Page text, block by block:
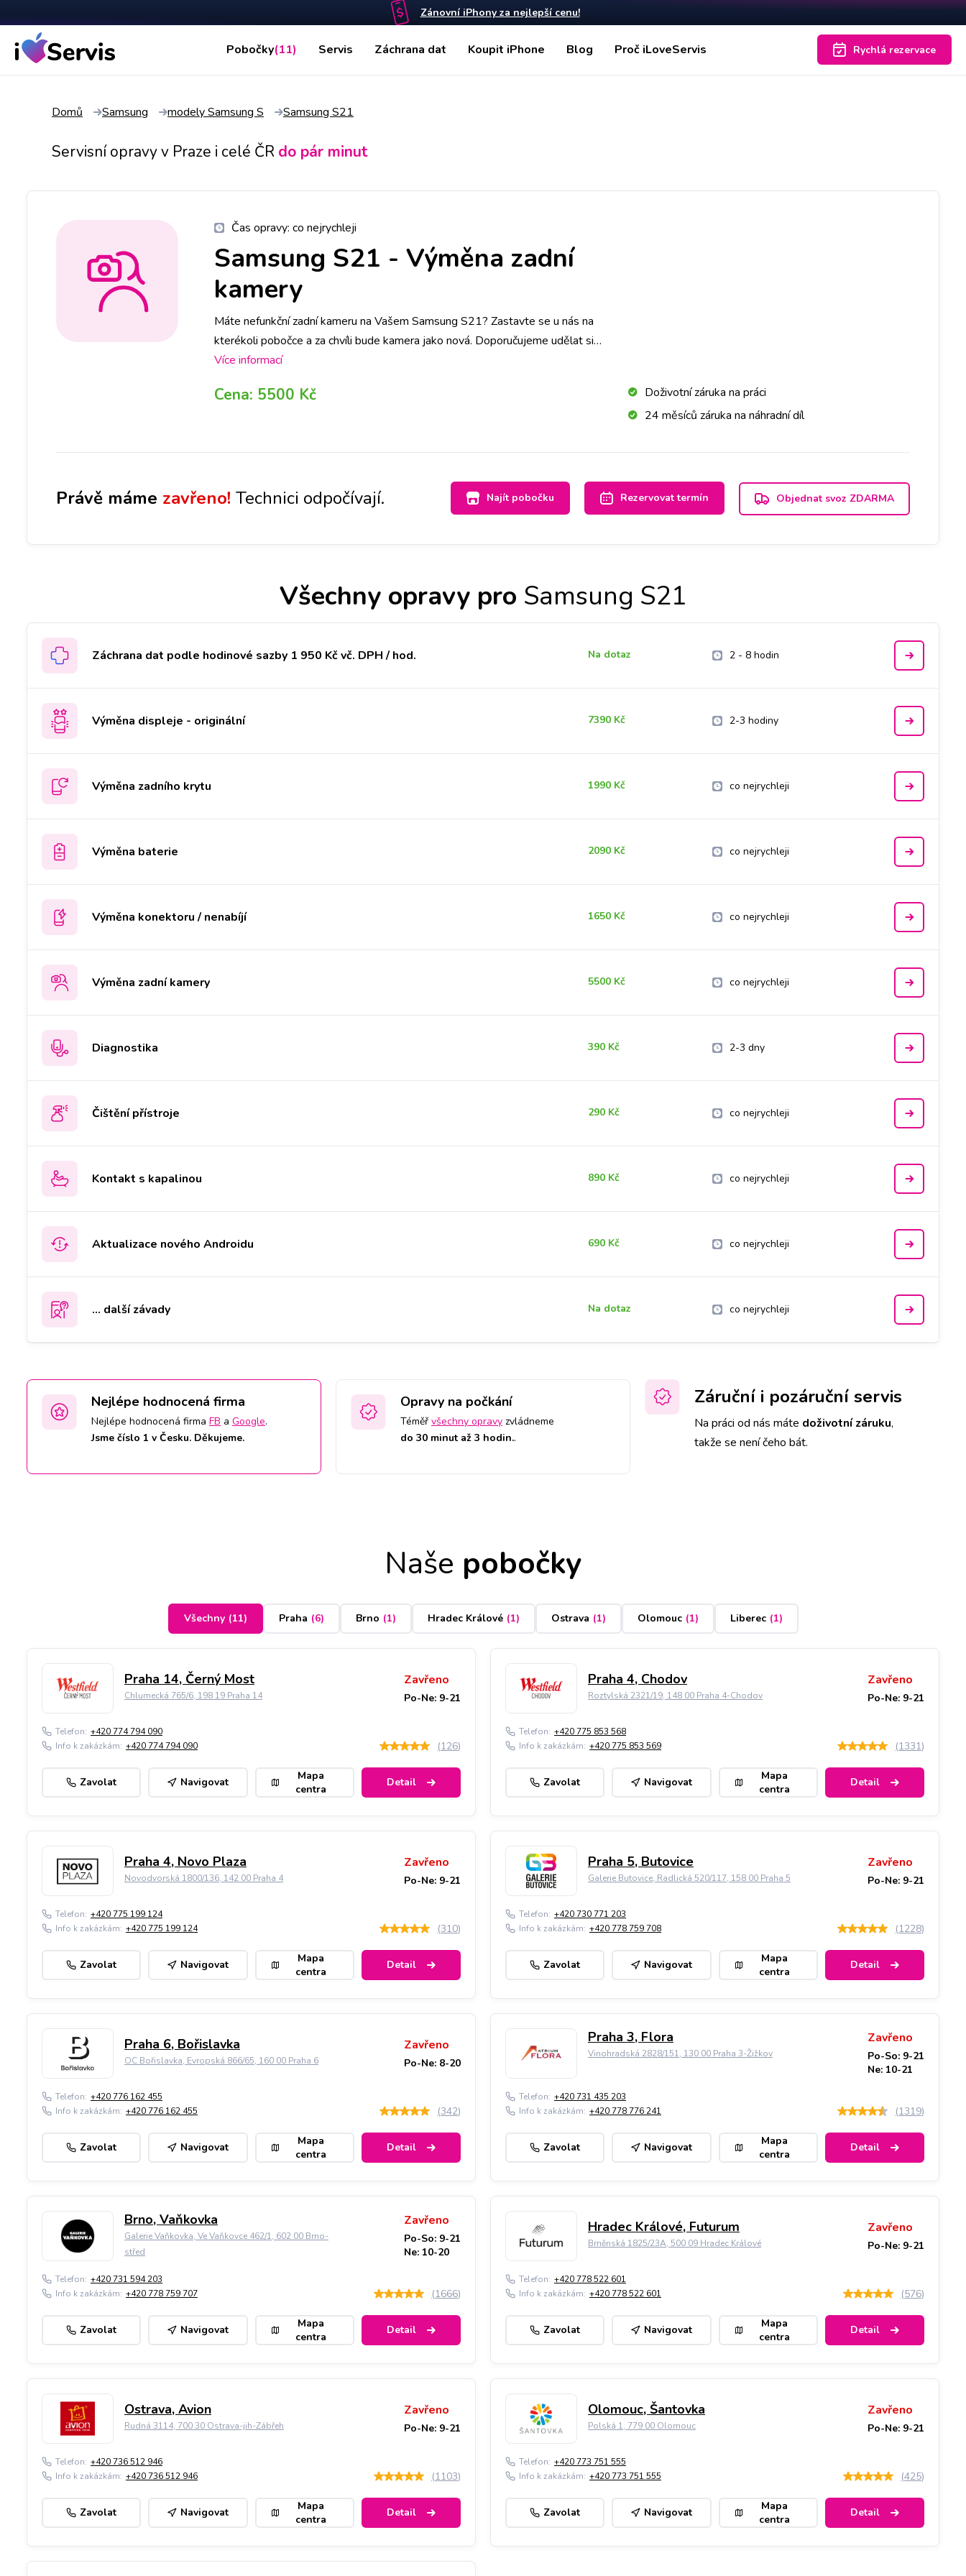
Zánovní iPhony za nejlepší cenu!
Pobočky(11) Servis Záchrana dat Koupit iPhone Blog Proč iLoveServis Rychlá rezervace
Domů Samsung modely Samsung S Samsung S21
Servisní opravy v Praze i celé ČR do pár minut
Čas opravy: co nejrychleji
Samsung S21 - Výměna zadní
kamery
Máte nefunkční zadní kameru na Vašem Samsung S21? Zastavte se u nás na
kterékoli pobočce a za chvíli bude kamera jako nová. Doporučujeme udělat si
rezervaci na vybrané pobočce a vyměníme ji do hodiny.
Více informací
Cena: 5500 Kč
Doživotní záruka na práci
24 měsíců záruka na náhradní díl
Právě máme zavřeno! Technici odpočívají. Najít pobočku Rezervovat termín Objednat svoz ZDARMA
Všechny opravy pro Samsung S21
Záchrana dat podle hodinové sazby 1 950 Kč vč. DPH / hod. Na dotaz 2 - 8 hodin
Výměna displeje - originální 7390 Kč 2-3 hodiny
Výměna zadního krytu 1990 Kč co nejrychleji
Výměna baterie 2090 Kč co nejrychleji
Výměna konektoru / nenabíjí 1650 Kč co nejrychleji
Výměna zadní kamery 5500 Kč co nejrychleji
Diagnostika 390 Kč 2-3 dny
Čištění přístroje 290 Kč co nejrychleji
Kontakt s kapalinou 890 Kč co nejrychleji
Aktualizace nového Androidu 690 Kč co nejrychleji
... další závady Na dotaz co nejrychleji
Nejlépe hodnocená firma
Nejlépe hodnocená firma FB a Google.
Jsme číslo 1 v Česku. Děkujeme.
Opravy na počkání
Téměř všechny opravy zvládneme
do 30 minut až 3 hodin..
Záruční i pozáruční servis
Na práci od nás máte doživotní záruku,
takže se není čeho bát.
Naše pobočky
Všechny (11) Praha (6) Brno (1) Hradec Králové (1) Ostrava (1) Olomouc (1) Liberec (1)
Praha 14, Černý Most
Chlumecká 765/6, 198 19 Praha 14
Zavřeno
Po-Ne: 9-21
Telefon: +420 774 794 090
Info k zakázkám: +420 774 794 090 (126)
Zavolat Navigovat
Mapa
centra
Detail
Praha 4, Chodov
Roztylská 2321/19, 148 00 Praha 4-Chodov
Zavřeno
Po-Ne: 9-21
Telefon: +420 775 853 568
Info k zakázkám: +420 775 853 569 (1331)
Zavolat Navigovat
Mapa
centra
Detail
Praha 4, Novo Plaza
Novodvorská 1800/136, 142 00 Praha 4
Zavřeno
Po-Ne: 9-21
Telefon: +420 775 199 124
Info k zakázkám: +420 775 199 124 (310)
Zavolat Navigovat
Mapa
centra
Detail
Praha 5, Butovice
Galerie Butovice, Radlická 520/117, 158 00 Praha 5
Zavřeno
Po-Ne: 9-21
Telefon: +420 730 771 203
Info k zakázkám: +420 778 759 708 (1228)
Zavolat Navigovat
Mapa
centra
Detail
Praha 6, Bořislavka
OC Bořislavka, Evropská 866/65, 160 00 Praha 6
Zavřeno
Po-Ne: 8-20
Telefon: +420 776 162 455
Info k zakázkám: +420 776 162 455 (342)
Zavolat Navigovat
Mapa
centra
Detail
Praha 3, Flora
Vinohradská 2828/151, 130 00 Praha 3-Žižkov
Zavřeno
Po-So: 9-21
Ne: 10-21
Telefon: +420 731 435 203
Info k zakázkám: +420 778 776 241 (1319)
Zavolat Navigovat
Mapa
centra
Detail
Brno, Vaňkovka
Galerie Vaňkovka, Ve Vaňkovce 462/1, 602 00 Brno-
střed
Zavřeno
Po-So: 9-21
Ne: 10-20
Telefon: +420 731 594 203
Info k zakázkám: +420 778 759 707 (1666)
Zavolat Navigovat
Mapa
centra
Detail
Hradec Králové, Futurum
Brněnská 1825/23A, 500 09 Hradec Králové
Zavřeno
Po-Ne: 9-21
Telefon: +420 778 522 601
Info k zakázkám: +420 778 522 601 (576)
Zavolat Navigovat
Mapa
centra
Detail
Ostrava, Avion
Rudná 3114, 700 30 Ostrava-jih-Zábřeh
Zavřeno
Po-Ne: 9-21
Telefon: +420 736 512 946
Info k zakázkám: +420 736 512 946 (1103)
Zavolat Navigovat
Mapa
centra
Detail
Olomouc, Šantovka
Polská 1, 779 00 Olomouc
Zavřeno
Po-Ne: 9-21
Telefon: +420 773 751 555
Info k zakázkám: +420 773 751 555 (425)
Zavolat Navigovat
Mapa
centra
Detail